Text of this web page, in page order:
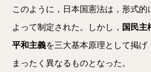
このように，日本国憲法は，形式
よって制定された。しかし， 国民主
平和主義を三大基本原理として掲
まったく異なるものとなった。